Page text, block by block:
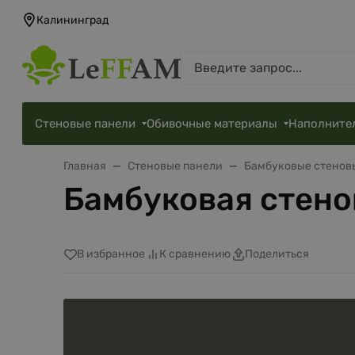
Калининград
Стеновые панели Обивочные материалы
Главная Стеновые панели Бамбуковые
Бамбуковая
В избранное К сравнению Поделиться